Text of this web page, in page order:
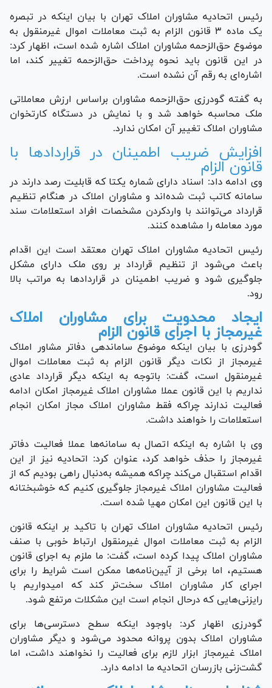
رئیس اتحادیه مشاوران املاک تهران با بیان اینکه در تبصره
یک ماده ۳ قانون الزام به ثبت معاملات اموال غیرمنقول به
موضوع حق‌الزحمه مشاوران املاک اشاره شده است، اظهار کرد:
در این قانون باید نحوه پرداخت حق‌الزحمه تغییر کند، اما
اشاره‌ای به رقم آن نشده است.
به گفته گودرزی حق‌الزحمه مشاوران براساس ارزش معاملاتی
ملک محاسبه خواهد شد و با نمایش در دستگاه کارتخوان
مشاوران املاک تغییر آن امکان ندارد.
افزایش ضریب اطمینان در قرارداد‌ها با
قانون الزام
وی ادامه داد: اسناد دارای شماره یکتا که قابلیت رصد دارند در
سامانه کاتب ثبت شده‌اند و مشاوران املاک در هنگام تنظیم
قرارداد می‌توانند با واردکردن مشخصات افراد استعلامات سند
مورد معامله را مشاهده کنند.
رئیس اتحادیه مشاوران املاک تهران معتقد است این اقدام
باعث می‌شود از تنظیم قرارداد بر روی ملک دارای مشکل
جلوگیری شود و ضریب اطمینان در قرارداد‌ها به مراتب بالا
رود.
ایجاد محدویت برای مشاوران املاک
غیرمجاز با اجرای قانون الزام
گودرزی با بیان اینکه موضوع ساماندهی دفاتر مشاور املاک
غیرمجاز از نکات دیگر قانون الزام به ثبت معاملات اموال
غیرمنقول است، گفت: باتوجه به اینکه دیگر قرارداد عادی
نداریم با این قانون عملا مشاوران املاک غیرمجاز امکان ادامه
فعالیت ندارند چراکه فقط مشاوران املاک مجاز امکان انجام
استعلامات را خواهند داشت.
وی با اشاره به اینکه اتصال به سامانه‌ها عملا فعالیت دفاتر
غیرمجاز را حذف خواهد کرد، عنوان کرد: اتحادیه نیز از این
اقدام استقبال می‌کند چراکه همیشه به‌دنبال راهی بودیم که از
فعالیت مشاوران املاک غیرمجاز جلوگیری کنیم که خوشبختانه
با این قانون این امکان مهیا شده است.
رئیس اتحادیه مشاوران املاک تهران با تاکید بر اینکه قانون
الزام به ثبت معاملات اموال غیرمنقول ارتباط خوبی با صنف
مشاوران املاک پیدا کرده است، گفت: ما ملزم به اجرای قانون
هستیم، اما برخی از آیین‌نامه‌ها ممکن است شرایط را برای
اجرای کار مشاوران املاک سخت‌تر کند که امیدواریم با
رایزنی‌هایی که درحال انجام است این مشکلات مرتفع شود.
گودرزی اظهار کرد: باوجود اینکه سطح دسترسی‌ها برای
مشاوران املاک بدون پروانه محدود می‌شود و دیگر مشاوران
املاک غیرمجاز ابزار لازم برای فعالیت را نخواهند داشت، اما
گشت‌زنی بازرسان اتحادیه ما ادامه دارد.